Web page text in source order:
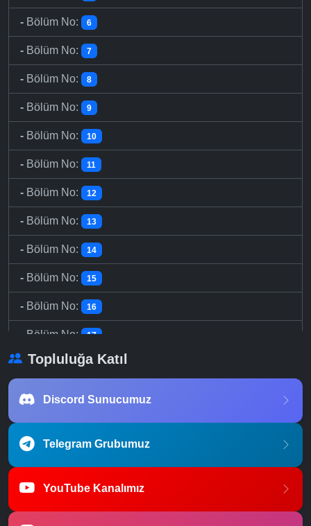
- Bölüm No: 6
- Bölüm No: 7
- Bölüm No: 8
- Bölüm No: 9
- Bölüm No: 10
- Bölüm No: 11
- Bölüm No: 12
- Bölüm No: 13
- Bölüm No: 14
- Bölüm No: 15
- Bölüm No: 16
Bölüm No: 17
- Bölüm No: 18
-Bölüm No:
-Bölüm No: 21
Topluluğa Katıl
Discord Sunucumuz
Telegram Grubumuz
YouTube Kanalımız